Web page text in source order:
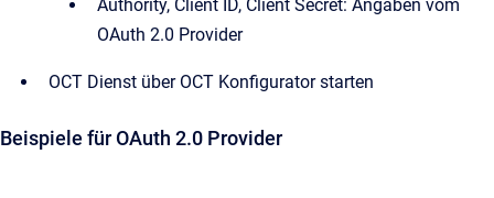
Authority, Client ID, Client Secret: Angaben vom
OAuth 2.0 Provider
OCT Dienst über OCT Konfigurator starten
Beispiele für OAuth 2.0 Provider